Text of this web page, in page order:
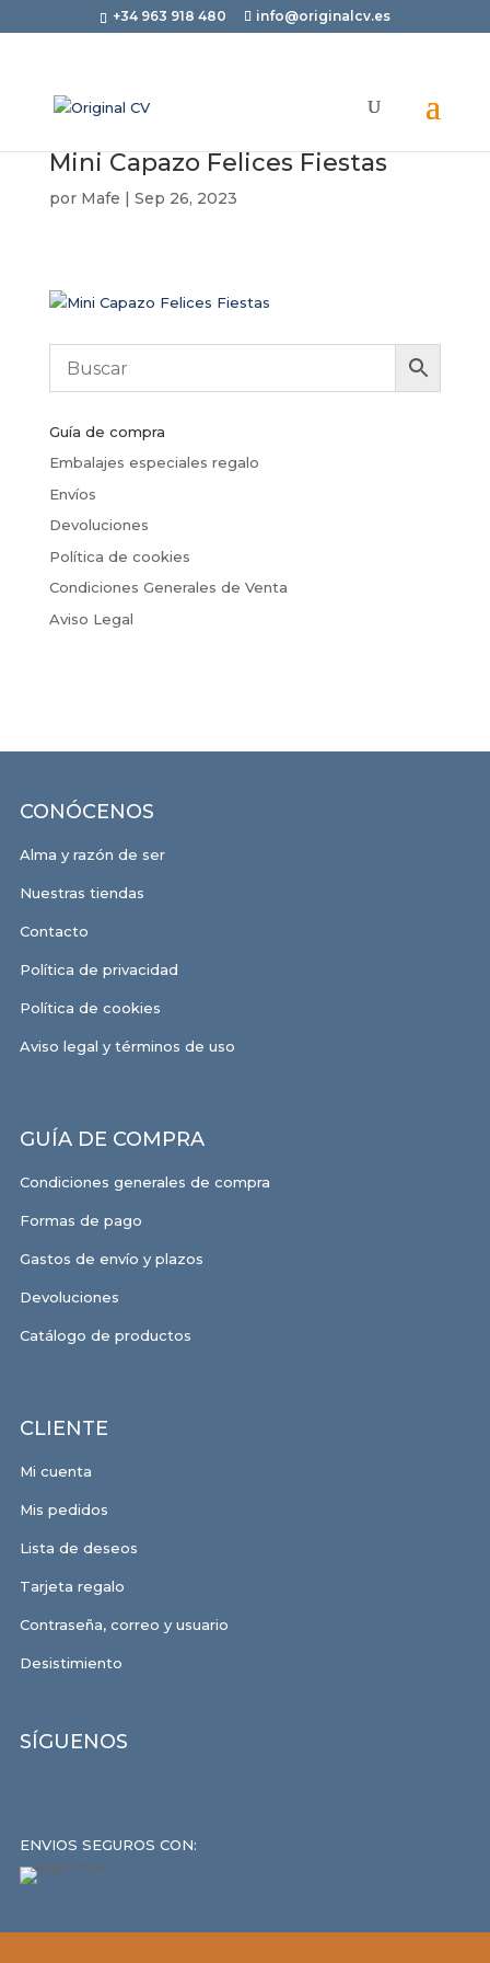
+34 963 918 480 info@originalcv.es
Mini Capazo Felices Fiestas
por Mafe | Sep 26, 2023
Guía de compra
Embalajes especiales regalo
Envíos
Devoluciones
Política de cookies
Condiciones Generales de Venta
Aviso Legal
CONÓCENOS
Alma y razón de ser
Nuestras tiendas
Contacto
Política de privacidad
Política de cookies
Aviso legal y términos de uso
GUÍA DE COMPRA
Condiciones generales de compra
Formas de pago
Gastos de envío y plazos
Devoluciones
Catálogo de productos
CLIENTE
Mi cuenta
Mis pedidos
Lista de deseos
Tarjeta regalo
Contraseña, correo y usuario
Desistimiento
SÍGUENOS
ENVIOS SEGUROS CON: